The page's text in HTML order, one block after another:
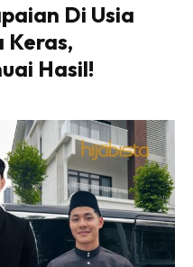
Di Usia
Keras,
Hasil!